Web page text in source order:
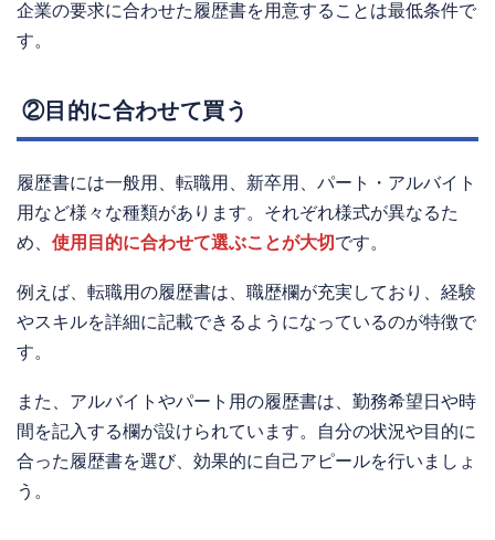
企業の要求に合わせた履歴書を用意することは最低条件で
す。
②目的に合わせて買う
履歴書には一般用、転職用、新卒用、パート・アルバイト
用など様々な種類があります。それぞれ様式が異なるた
め、 使用目的に合わせて選ぶことが大切 です。
例えば、転職用の履歴書は、職歴欄が充実しており、経験
やスキルを詳細に記載できるようになっているのが特徴で
す。
また、アルバイトやパート用の履歴書は、勤務希望日や時
間を記入する欄が設けられています。自分の状況や目的に
合った履歴書を選び、効果的に自己アピールを行いましょ
う。